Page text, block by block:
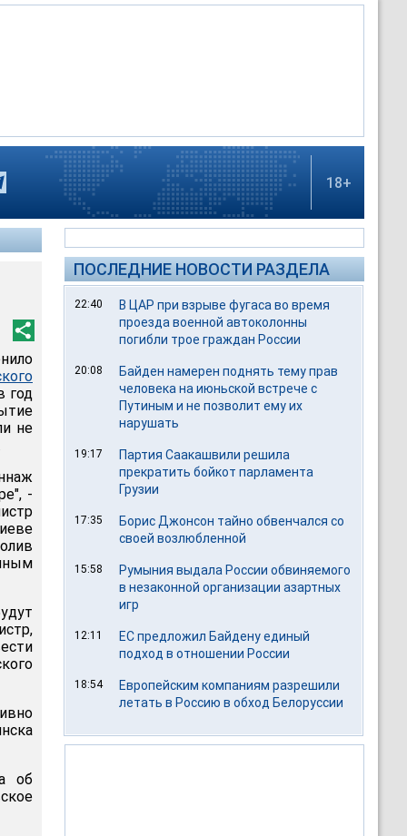
18+
год
не
-
об
ПОСЛЕДНИЕ НОВОСТИ РАЗДЕЛА
22:40
В ЦАР при взрыве фугаса во время
проезда военной автоколонны
погибли трое граждан России
20:08
Байден намерен поднять тему прав
человека на июньской встрече с
Путиным и не позволит ему их
нарушать
19:17
Партия Саакашвили решила
прекратить бойкот парламента
Грузии
17:35
Борис Джонсон тайно обвенчался со
своей возлюбленной
15:58
Румыния выдала России обвиняемого
в незаконной организации азартных
игр
12:11
ЕС предложил Байдену единый
подход в отношении России
18:54
Европейским компаниям разрешили
летать в Россию в обход Белоруссии